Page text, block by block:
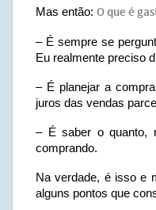
Mas então: O que é
– É sempre se
Eu realmente preciso
– É planejar a
juros das vendas
– É saber o quanto,
comprando.
Na verdade, é isso e
alguns pontos que